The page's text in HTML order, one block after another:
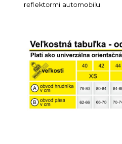
reflektormi automobilu.